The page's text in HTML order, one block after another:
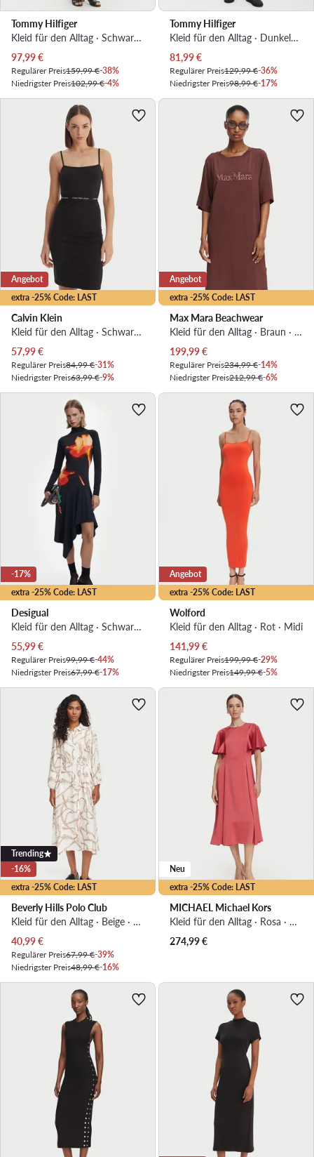
Tommy Hilfiger
Kleid für den Alltag · Schwarz · Midi
Aktueller Preis
97,99€
Regulärer Preis159,99 €-38%
Niedrigster Preis102,99 €-4%
Tommy Hilfiger
Kleid für den Alltag · Dunkelblau · Midi
Aktueller Preis
81,99€
Regulärer Preis129,99 €-36%
Niedrigster Preis98,99 €-17%
extra -25% Code: LAST
Angebot
Calvin Klein
Kleid für den Alltag · Schwarz · Midi
Aktueller Preis
57,99€
Regulärer Preis84,99 €-31%
Niedrigster Preis63,99 €-9%
extra -25% Code: LAST
Angebot
Max Mara Beachwear
Kleid für den Alltag · Braun · Midi
Aktueller Preis
199,99€
Regulärer Preis234,99 €-14%
Niedrigster Preis212,99 €-6%
extra -25% Code: LAST
-17%
Desigual
Kleid für den Alltag · Schwarz · Midi
Aktueller Preis
55,99€
Regulärer Preis99,99 €-44%
Niedrigster Preis67,99 €-17%
extra -25% Code: LAST
Angebot
Wolford
Kleid für den Alltag · Rot · Midi
Aktueller Preis
141,99€
Regulärer Preis199,99 €-29%
Niedrigster Preis149,99 €-5%
extra -25% Code: LAST
Trending
-16%
Beverly Hills Polo Club
Kleid für den Alltag · Beige · Midi
Aktueller Preis
40,99€
Regulärer Preis67,99 €-39%
Niedrigster Preis48,99 €-16%
extra -25% Code: LAST
Neu
MICHAEL Michael Kors
Kleid für den Alltag · Rosa · Midi
274,99€